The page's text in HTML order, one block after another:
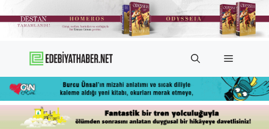
atla
Menü